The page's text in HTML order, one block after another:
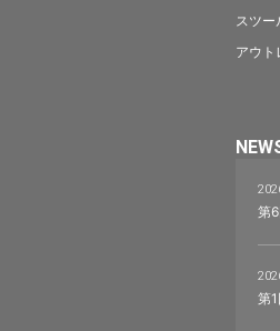
スツー
アウト
第
第